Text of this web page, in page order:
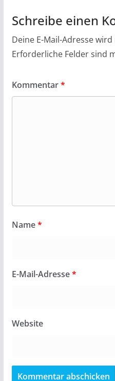
Schreibe einen
Deine E-Mail-Adresse
Erforderliche Felder sind
Kommentar*
Name*
E-Mail-Adresse*
Website